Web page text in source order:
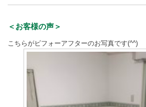
＜お客様の声＞
こちらがビフォーアフターのお写真です(^^)